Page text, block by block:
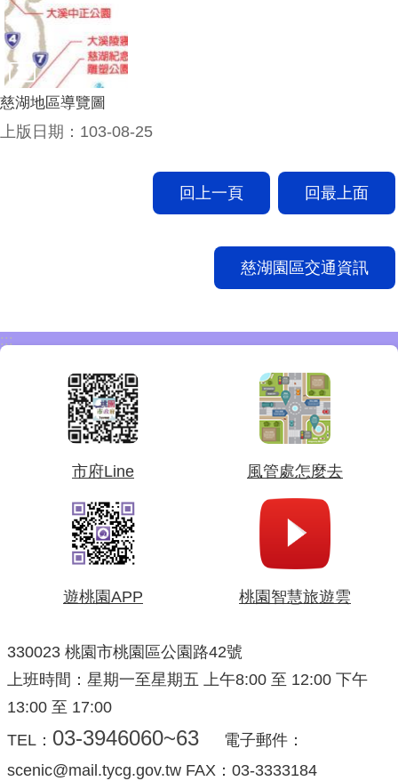
慈湖地區導覽圖
上版日期：103-08-25
回上一頁 回最上面
慈湖園區交通資訊
:::
市府Line 風管處怎麼去
遊桃園APP 桃園智慧旅遊雲
330023 桃園市桃園區公園路42號
上班時間：星期一至星期五 上午8:00 至 12:00 下午
13:00 至 17:00
TEL： 03-3946060~63
電子郵件：
scenic@mail.tycg.gov.tw FAX：03-3333184